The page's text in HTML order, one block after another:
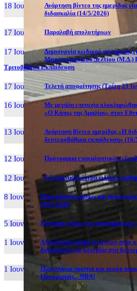
18 Ιουν, 26
Ανάρτηση βίντεο της ημερίδας
διδασκαλία (14/5/2026)
17 Ιουν, 26 Παραλαβή απολυτήριων
17 Ιουν, 26
Δημιουργία κωδικού ασφαλείας
Μηχανογραφικού Δελτίου (Μ.Δ.)
Τριτοβάθμια Εκπαίδευση
17 Ιουν, 26 Τελετή αποφοίτησης (Τρίτη 23
16 Ιουν, 26
Με μεγάλη επιτυχία
«Ο Κήπος της Αμαλίας» στον
13 Ιουν, 26
Ανάρτηση βίντεο ημερίδας «Η
δευτεροβάθμια εκπαίδευση»
12 Ιουν, 26 Πρόγραμμα επαναληπτικών
12 Ιουν, 26 Εξεταστικά κέντρα ειδικών
8 Ιουν, 26
Παρουσίαση ομίλων και
2025-2026
5 Ιουν, 26 Εξέταση ατόμων με αναπηρία και
1 Ιουν, 26
Αξιολόγηση συμμετεχόντων στην
διδασκαλία της Ιστορίας στη
1 Ιουν, 26
Πανελλήνια πρωτιά και ρεκόρ
Προορισμός... NBA!